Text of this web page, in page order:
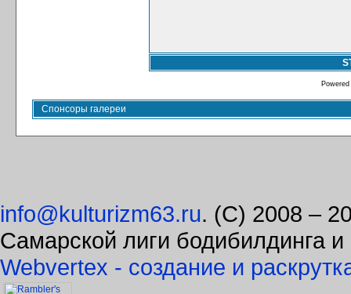
info@kulturizm63.ru
. (C) 2008 –
Самарской лиги бодибилдинга
Webvertex - создание и